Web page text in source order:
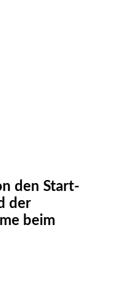
den Start-
der
beim